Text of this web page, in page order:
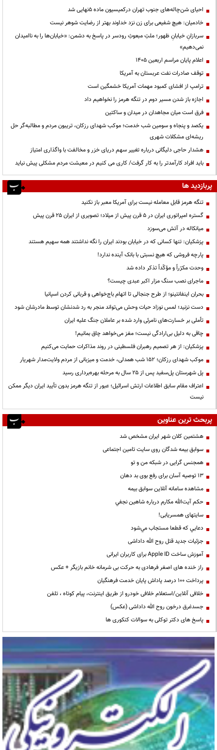
احیای شن‌چاله‌های جنوب تهران درکمیسیون ماده ۵نهایی شد
خادمیان: هیچ شفیعی برای زن نزد خداوند بهتر از رضایت شوهر نیست
سربازانِ خیابانِ ظهور؛ ملتِ مبعوثِ رودسر در پاسخ به دشمن: «خیابان‌ها را به ناامیدان
نمی‌دهیم»
اعلام پایان مراسم اربعین ۱۴۰۵
توقف صادرات نفت عربستان به آمریکا
ترامپ از افشای کمبود مهمات آمریکا خشمگین است
اجازه باز شدن مسیر دوم در تنگه هرمز را نخواهیم داد
فرق است میان مجاهدان در میدان و ساکتین
یکصد و پنجاه و سومین شب خدمت؛ موکب شهدای رزکان، تریبون مردم و مطالبه‌گر حل
ریشه‌ای مشکلات شهری
هشدار حاجی دلیگانی درباره تغییر سهم دریای خزر و مخالفت با واگذاری امتیاز
باید افراد کارآمدتر را به کار گرفت/ کاری می کنیم در معیشت مردم مشکلی پیش نیاید
پربازدید ها
تنگه هرمز قابل معامله نیست برای آمریکا معبر باز نکنید
گستره امپراتوری ایران در ۵ قرن پیش از میلاد؛ تصویری از ایران ۲۵ قرن پیش
میانکاله در آتش می‌سوزد
پزشکیان: تنها کسانی که در خیابان بودند ایران را نگه نداشتند همه سهیم هستند
پارچه فروشی که هیچ نسبتی با بانک آینده ندارد!
وحدت مکرّراً و مؤکّداً تذکر داده شد
ماجرای نصب سنگ مزار اکبر عبدی چیست؟
بحران اینفانتینو؛ از طرح جنجالی تا اتهام باج‌خواهی و قربانی کردن اسپانیا
دست نزنید؛ لمس نوزاد حیات وحش می‌تواند منجر به رد شدنشان توسط مادرشان شود
تأملی بر خسارت‌های نامرئی وارد شده بر عاملان جنگ علیه ایران
چاقی به دلیل بی‌ارادگی نیست؛ مغز می‌خواهد چاق بمانیم!
پزشکیان: از هر تصمیم رهبران فلسطینی در روند مذاکرات حمایت می‌کنیم
موکب شهدای رزکان؛ ۱۵۲ شب همدلی، خدمت و میزبانی از مردم ولایت‌مدار شهریار
پل شهرستان پل‌سفید پس از ۲۵ سال به مرحله بهره‌برداری رسید
اعتراف مقام سابق اطلاعات ارتش اسرائیل؛ عبور از تنگه هرمز بدون تأیید ایران دیگر ممکن
نیست
پربحث ترین عناوین
هشتمین کلان شهر ایران مشخص شد
سوابق بیمه شدگان روی سایت تامین اجتماعی
همجنس گرایی در شبکه من و تو
13 توصیه آسان برای رفع بوی بد دهان
مشاهده سامانه آنلاين سوابق بیمه
حكم آيت‌الله مكارم درباره شاهين نجفي
سایتهای همسریابی!
دعايي كه قطعا مستجاب مي‌شود
جزئیات جدید قتل روح الله داداشی
آموزش ساخت Apple ID برای کاربران ایرانی
راز خنده های اصغر فرهادی به حرکت بی شرمانه خانم بازیگر + عکس
پرداخت ۱۰۰ درصد پاداش پایان خدمت فرهنگیان
خلافی آنلاین/استعلام خلافی خودرو از طریق اینترنت، پیام کوتاه ، تلفن
جسدغرق درخون روح الله داداشی (عکس)
پاسخ های دکتر توکلی به سوالات کنکوری ها